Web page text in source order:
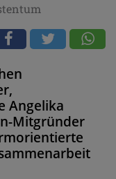
Angelika
Mitgründer